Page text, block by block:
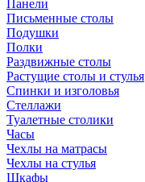
Панели
Письменные столы
Подушки
Полки
Раздвижные столы
Растущие столы и стулья
Спинки и изголовья
Стеллажи
Туалетные столики
Часы
Чехлы на матрасы
Чехлы на стулья
Шкафы